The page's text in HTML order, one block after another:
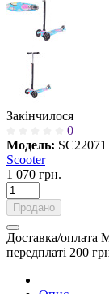
Закінчилося
0
Модель: SC22071
Scooter
1 070 грн.
Продано
Доставка/оплата
передплаті 200